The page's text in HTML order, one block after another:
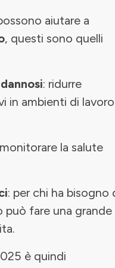
aiutare a
, questi sono quelli
: ridurre
in ambienti di
la salute
: per chi ha bisogno
può fare una grande
è quindi